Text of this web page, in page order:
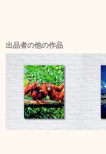
出品者の他の作品